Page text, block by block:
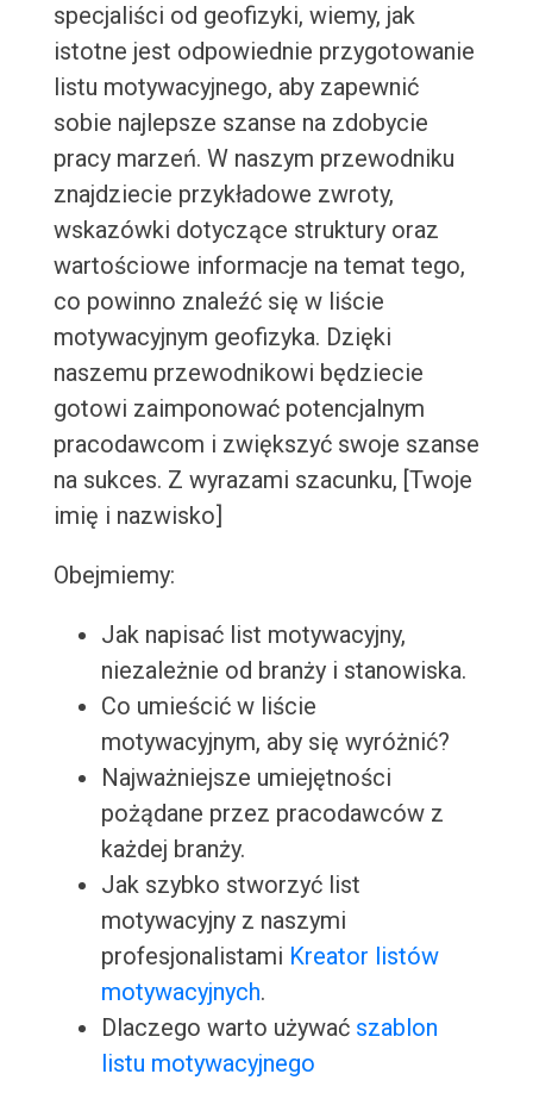
specjaliści od geofizyki, wiemy, jak
istotne jest odpowiednie przygotowanie
listu motywacyjnego, aby zapewnić
sobie najlepsze szanse na zdobycie
pracy marzeń. W naszym przewodniku
znajdziecie przykładowe zwroty,
wskazówki dotyczące struktury oraz
wartościowe informacje na temat tego,
co powinno znaleźć się w liście
motywacyjnym geofizyka. Dzięki
naszemu przewodnikowi będziecie
gotowi zaimponować potencjalnym
pracodawcom i zwiększyć swoje szanse
na sukces. Z wyrazami szacunku, [Twoje
imię i nazwisko]
Obejmiemy:
Jak napisać list motywacyjny,
niezależnie od branży i stanowiska.
Co umieścić w liście
motywacyjnym, aby się wyróżnić?
Najważniejsze umiejętności
pożądane przez pracodawców z
każdej branży.
Jak szybko stworzyć list
motywacyjny z naszymi
profesjonalistami Kreator listów
motywacyjnych.
Dlaczego warto używać szablon
listu motywacyjnego